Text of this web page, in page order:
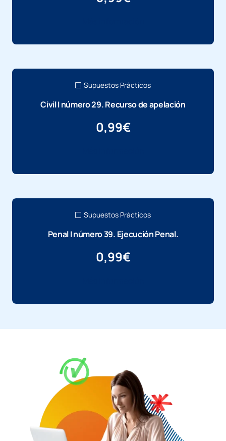
Supuestos Prácticos
Civil I número 29. Recurso de apelación
0,99€
Supuestos Prácticos
Penal I número 39. Ejecución Penal.
0,99€